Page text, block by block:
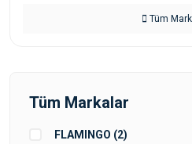
Tüm
Tüm Markalar
FLAMINGO (2)